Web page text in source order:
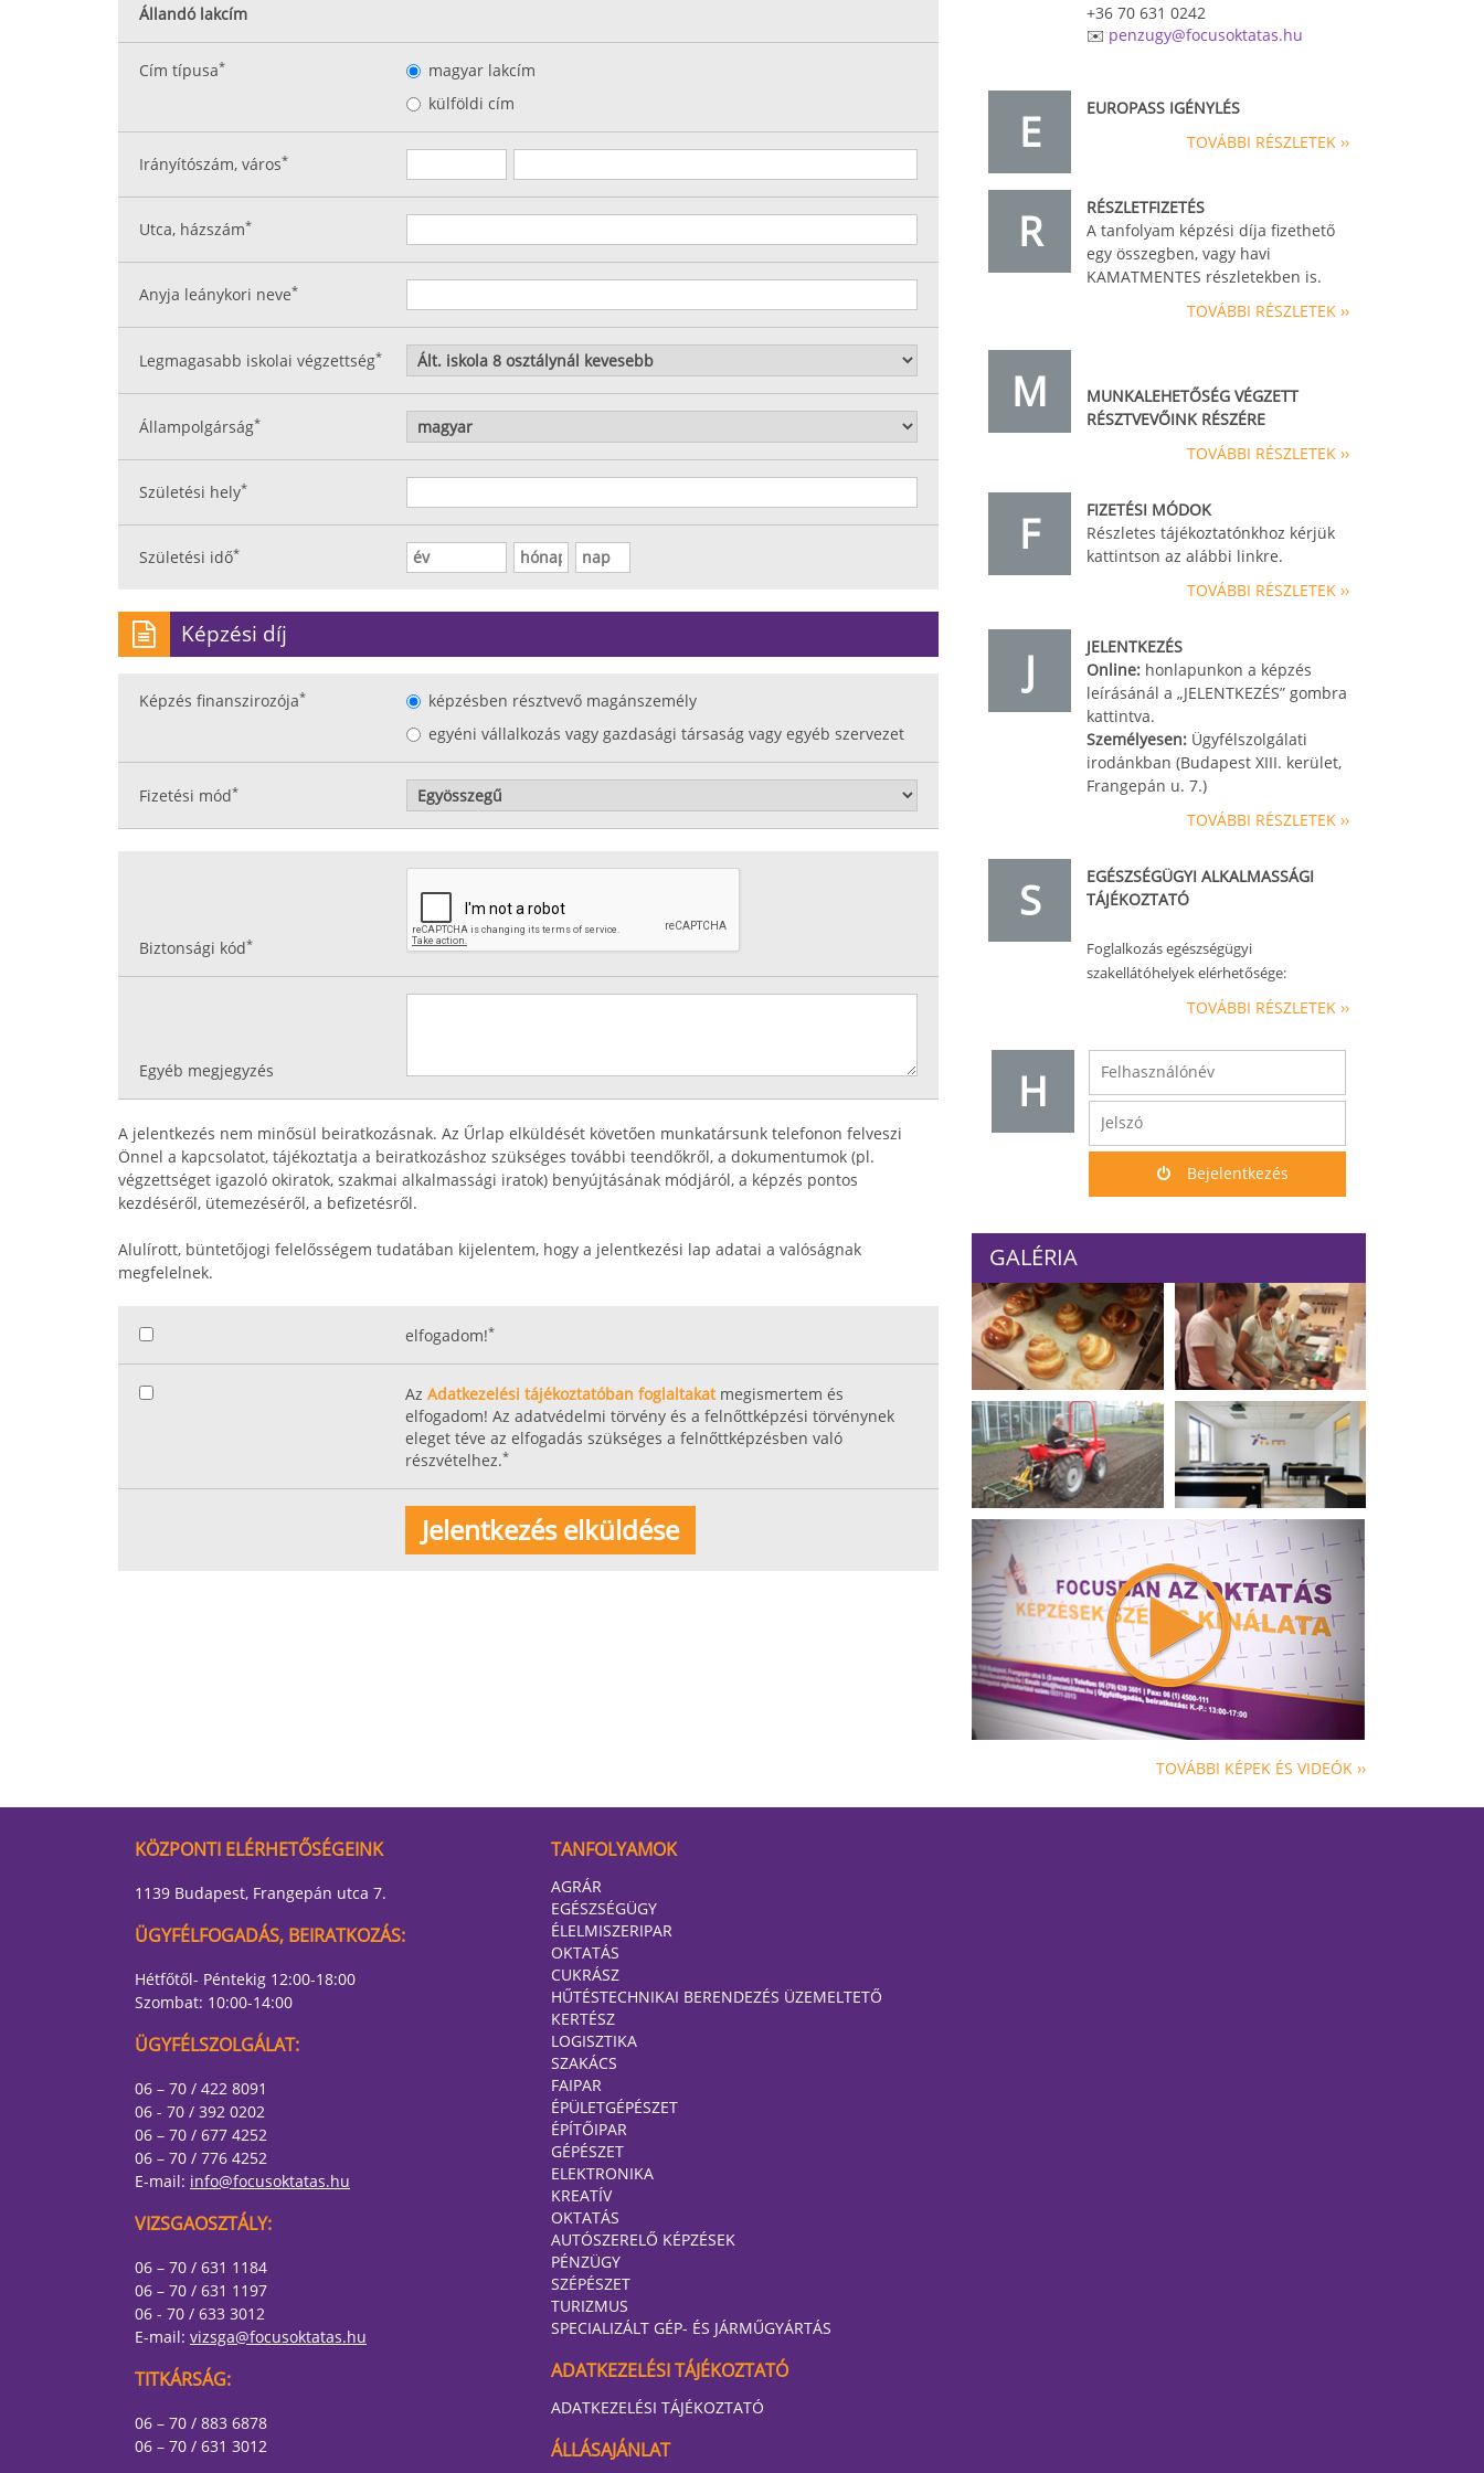
Állandó lakcím
Cím típusa*
magyar lakcím
külföldi cím
Irányítószám, város*
Utca, házszám*
Anyja leánykori neve*
Legmagasabb iskolai végzettség*
Állampolgárság*
Születési hely*
Születési idő*
Képzési díj
Képzés finanszirozója*
képzésben résztvevő magánszemély
egyéni vállalkozás vagy gazdasági társaság vagy egyéb szervezet
Fizetési mód*
Biztonsági kód*
Egyéb megjegyzés
A jelentkezés nem minősül beiratkozásnak. Az Űrlap elküldését követően munkatársunk telefonon felveszi
Önnel a kapcsolatot, tájékoztatja a beiratkozáshoz szükséges további teendőkről, a dokumentumok (pl.
végzettséget igazoló okiratok, szakmai alkalmassági iratok) benyújtásának módjáról, a képzés pontos
kezdéséről, ütemezéséről, a befizetésről.
Alulírott, büntetőjogi felelősségem tudatában kijelentem, hogy a jelentkezési lap adatai a valóságnak
megfelelnek.
elfogadom!*
Az Adatkezelési tájékoztatóban foglaltakatmegismertem és
elfogadom! Az adatvédelmi törvény és a felnőttképzési törvénynek
eleget téve az elfogadás szükséges a felnőttképzésben való
részvételhez.*
+36 70 631 0242
✉️ penzugy@focusoktatas.hu
E
EUROPASS IGÉNYLÉS
TOVÁBBI RÉSZLETEK ››
R
RÉSZLETFIZETÉS
A tanfolyam képzési díja fizethető
egy összegben, vagy havi
KAMATMENTES részletekben is.
TOVÁBBI RÉSZLETEK ››
M
MUNKALEHETŐSÉG VÉGZETT
RÉSZTVEVŐINK RÉSZÉRE
TOVÁBBI RÉSZLETEK ››
F
FIZETÉSI MÓDOK
Részletes tájékoztatónkhoz kérjük
kattintson az alábbi linkre.
TOVÁBBI RÉSZLETEK ››
J
JELENTKEZÉS
Online: honlapunkon a képzés
leírásánál a „JELENTKEZÉS” gombra
kattintva.
Személyesen: Ügyfélszolgálati
irodánkban (Budapest XIII. kerület,
Frangepán u. 7.)
TOVÁBBI RÉSZLETEK ››
S
EGÉSZSÉGÜGYI ALKALMASSÁGI
TÁJÉKOZTATÓ
Foglalkozás egészségügyi
szakellátóhelyek elérhetősége:
TOVÁBBI RÉSZLETEK ››
H
Bejelentkezés
GALÉRIA
TOVÁBBI KÉPEK ÉS VIDEÓK ››
KÖZPONTI ELÉRHETŐSÉGEINK
1139 Budapest, Frangepán utca 7.
ÜGYFÉLFOGADÁS, BEIRATKOZÁS:
Hétfőtől- Péntekig 12:00-18:00
Szombat: 10:00-14:00
ÜGYFÉLSZOLGÁLAT:
06 – 70 / 422 8091
06 - 70 / 392 0202
06 – 70 / 677 4252
06 – 70 / 776 4252
E-mail: info@focusoktatas.hu
VIZSGAOSZTÁLY:
06 – 70 / 631 1184
06 – 70 / 631 1197
06 - 70 / 633 3012
E-mail: vizsga@focusoktatas.hu
TITKÁRSÁG:
06 – 70 / 883 6878
06 – 70 / 631 3012
TANFOLYAMOK
AGRÁR
EGÉSZSÉGÜGY
ÉLELMISZERIPAR
OKTATÁS
CUKRÁSZ
HŰTÉSTECHNIKAI BERENDEZÉS ÜZEMELTETŐ
KERTÉSZ
LOGISZTIKA
SZAKÁCS
FAIPAR
ÉPÜLETGÉPÉSZET
ÉPÍTŐIPAR
GÉPÉSZET
ELEKTRONIKA
KREATÍV
OKTATÁS
AUTÓSZERELŐ KÉPZÉSEK
PÉNZÜGY
SZÉPÉSZET
TURIZMUS
SPECIALIZÁLT GÉP- ÉS JÁRMŰGYÁRTÁS
ADATKEZELÉSI TÁJÉKOZTATÓ
ADATKEZELÉSI TÁJÉKOZTATÓ
ÁLLÁSAJÁNLAT